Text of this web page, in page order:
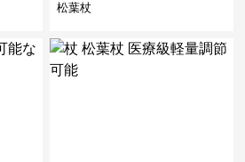
松葉杖